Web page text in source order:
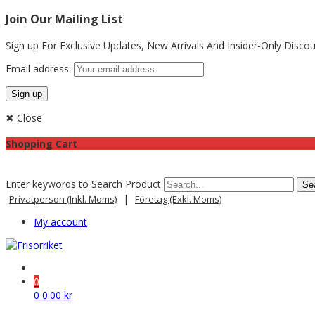
Join Our Mailing List
Sign up For Exclusive Updates, New Arrivals And Insider-Only
Email address:
✖ Close
Shopping Cart
Enter keywords to Search Product
Privatperson (inkl. Moms) | Företag (exkl. Moms)
My account
0
0 0.00 kr